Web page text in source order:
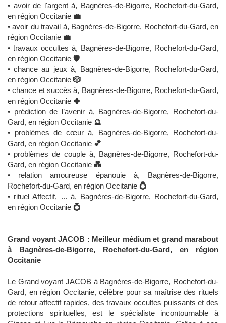
• avoir de l'argent à, Bagnères-de-Bigorre, Rochefort-du-Gard,
en région Occitanie 💼
• avoir du travail à, Bagnères-de-Bigorre, Rochefort-du-Gard, en
région Occitanie 💼
• travaux occultes à, Bagnères-de-Bigorre, Rochefort-du-Gard,
en région Occitanie 🛡️
• chance au jeux à, Bagnères-de-Bigorre, Rochefort-du-Gard,
en région Occitanie 🎲
• chance et succès à, Bagnères-de-Bigorre, Rochefort-du-Gard,
en région Occitanie 🍀
• prédiction de l’avenir à, Bagnères-de-Bigorre, Rochefort-du-
Gard, en région Occitanie 🔮
• problèmes de cœur à, Bagnères-de-Bigorre, Rochefort-du-
Gard, en région Occitanie 💕
• problèmes de couple à, Bagnères-de-Bigorre, Rochefort-du-
Gard, en région Occitanie 💑
• relation amoureuse épanouie à, Bagnères-de-Bigorre,
Rochefort-du-Gard, en région Occitanie 💍
• rituel Affectif, ... à, Bagnères-de-Bigorre, Rochefort-du-Gard,
en région Occitanie 💍
Grand voyant JACOB : Meilleur médium et grand marabout
à Bagnères-de-Bigorre, Rochefort-du-Gard, en région
Occitanie
Le Grand voyant JACOB à Bagnères-de-Bigorre, Rochefort-du-
Gard, en région Occitanie, célèbre pour sa maîtrise des rituels
de retour affectif rapides, des travaux occultes puissants et des
protections spirituelles, est le spécialiste incontournable à